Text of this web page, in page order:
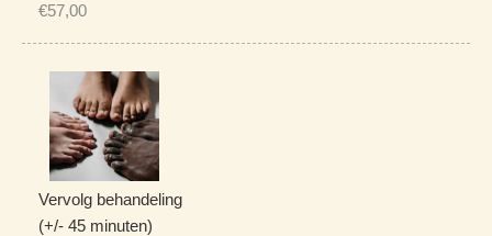
€57,00
Vervolg behandeling
(+/- 45 minuten)